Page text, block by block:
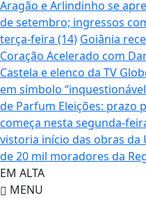
Aragão e Arlindinho se
de setembro; ingressos
terça-feira (14) Goiânia
Coração Acelerado com
Castela e elenco da TV
em símbolo
de Parfum Eleições: prazo
começa nesta segunda-
vistoria início das obras da
de 20 mil moradores da
EM ALTA
MENU